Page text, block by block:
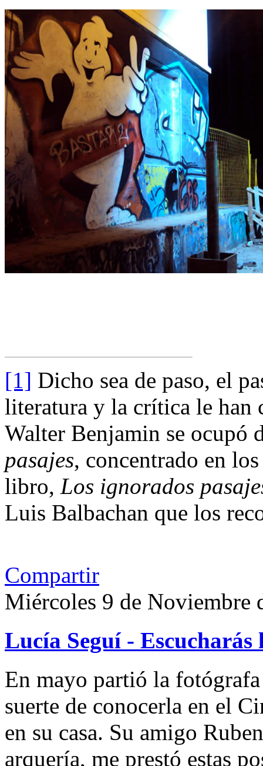
[1] Dicho sea de paso, el
literatura y la crítica le han
Walter Benjamin se ocupó
pasajes, concentrado en
libro, Los ignorados
Luis Balbachan que los
Compartir
Miércoles 9 de Noviembre
Lucía Seguí - Escucharás
En mayo partió la
suerte de conocerla en el
en su casa. Su amigo
arquería, me prestó estas